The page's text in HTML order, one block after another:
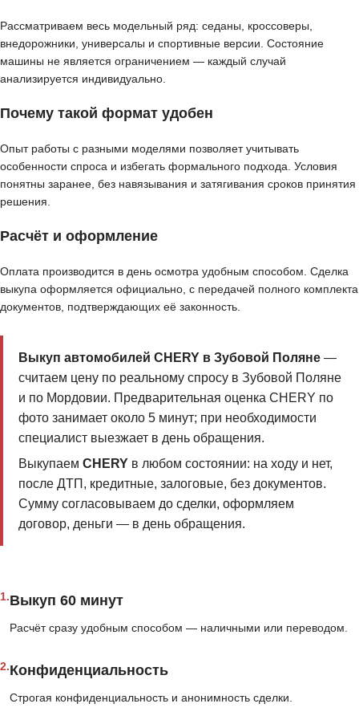
Рассматриваем весь модельный ряд: седаны, кроссоверы,
внедорожники, универсалы и спортивные версии. Состояние
машины не является ограничением — каждый случай
анализируется индивидуально.
Почему такой формат удобен
Опыт работы с разными моделями позволяет учитывать
особенности спроса и избегать формального подхода. Условия
понятны заранее, без навязывания и затягивания сроков принятия
решения.
Расчёт и оформление
Оплата производится в день осмотра удобным способом. Сделка
выкупа оформляется официально, с передачей полного комплекта
документов, подтверждающих её законность.
Выкуп автомобилей CHERY в Зубовой Поляне—
считаем цену по реальному спросу в Зубовой Поляне
и по Мордовии. Предварительная оценка CHERY по
фото занимает около 5 минут; при необходимости
специалист выезжает в день обращения.
Выкупаем CHERYв любом состоянии: на ходу и нет,
после ДТП, кредитные, залоговые, без документов.
Сумму согласовываем до сделки, оформляем
договор, деньги — в день обращения.
1.Выкуп 60 минут
Расчёт сразу удобным способом — наличными или переводом.
2.Конфиденциальность
Строгая конфиденциальность и анонимность сделки.